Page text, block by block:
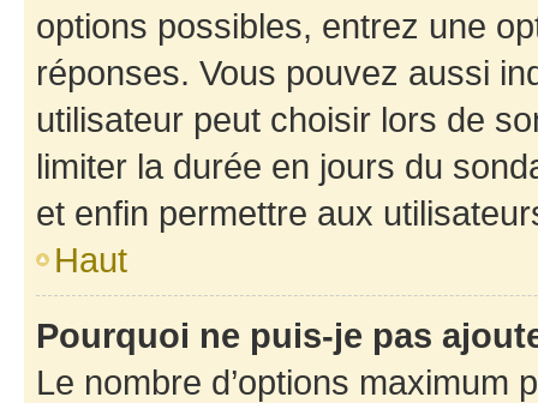
options possibles, entrez une
réponses. Vous pouvez aussi
utilisateur peut choisir lors de
limiter la durée en jours du
et enfin permettre aux
Haut
Pourquoi ne puis-je pas
Le nombre d’options maximum